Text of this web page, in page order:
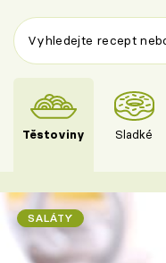
Těstoviny Sladké
SALÁTY